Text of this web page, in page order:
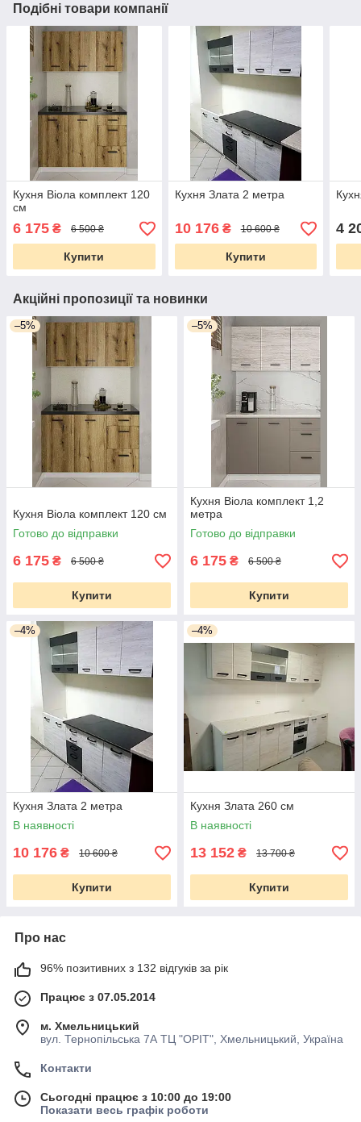
Подібні товари компанії
Кухня Віола комплект 120
см
6 175 ₴ 6 500 ₴
Купити
Кухня Злата 2 метра
10 176₴ 10 600 ₴
Купити
4
Акційні пропозиції та новинки
–5%
Кухня Віола комплект 120 см
Готово до відправки
6 175 ₴ 6 500 ₴
Купити
–5%
Кухня Віола комплект 1,2
метра
Готово до відправки
6 175 ₴ 6 500 ₴
Купити
–4%
Кухня Злата 2 метра
В наявності
10 176 ₴ 10 600 ₴
Купити
–4%
Кухня Злата 260 см
В наявності
13 152 ₴ 13 700 ₴
Купити
Про нас
96% позитивних з 132 відгуків за рік
Працює з 07.05.2014
м. Хмельницький
вул. Тернопільська 7А ТЦ "ОРІТ", Хмельницький, Україна
Контакти
Сьогодні працює з 10:00 до 19:00
Показати весь графік роботи